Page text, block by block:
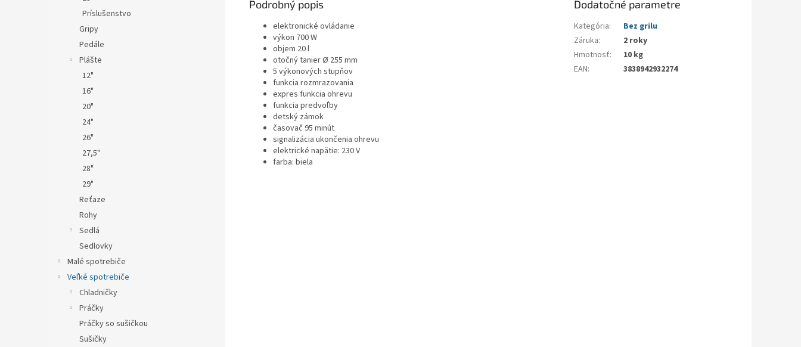
Príslušenstvo
Gripy
Pedále
Plášte
12"
16"
20"
24"
26"
27,5"
28"
29"
Reťaze
Rohy
Sedlá
Sedlovky
Malé spotrebiče
Veľké spotrebiče
Chladničky
Práčky
Práčky so sušičkou
Sušičky
Podrobný popis
elektronické ovládanie
výkon 700 W
objem 20 l
otočný tanier Ø 255 mm
5 výkonových stupňov
funkcia rozmrazovania
expres funkcia ohrevu
funkcia predvoľby
detský zámok
časovač 95 minút
signalizácia ukončenia ohrevu
elektrické napätie: 230 V
farba: biela
Dodatočné parametre
Kategória:
Bez grilu
Záruka:
2 roky
Hmotnosť:
10 kg
EAN: 3838942932274